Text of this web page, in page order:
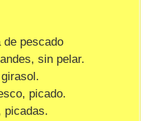
pescado
sin pelar.
picado.
picadas.